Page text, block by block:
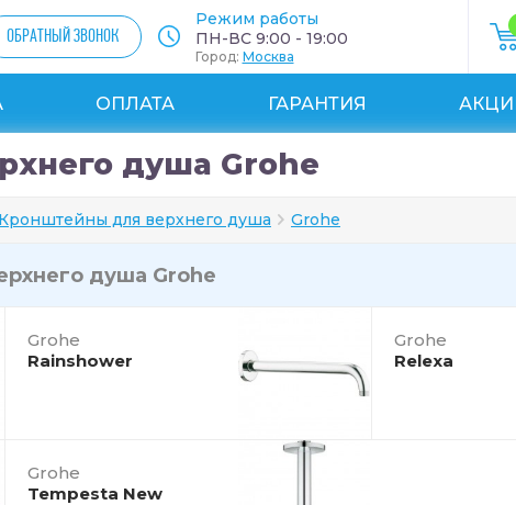
ОБРАТНЫЙ ЗВОНОК
Режим работы
ПН-ВС 9:00 - 19:00
Город: Москва
ОПЛАТА ГАРАНТИЯ
душа Grohe
Кронштейны для верхнего душа Grohe
душа Grohe
Grohe
Rainshower
Grohe
Relexa
Grohe
Tempesta New